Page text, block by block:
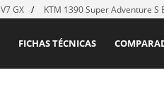
GX KTM 1390 Super Adventure S
FICHAS TÉCNICAS